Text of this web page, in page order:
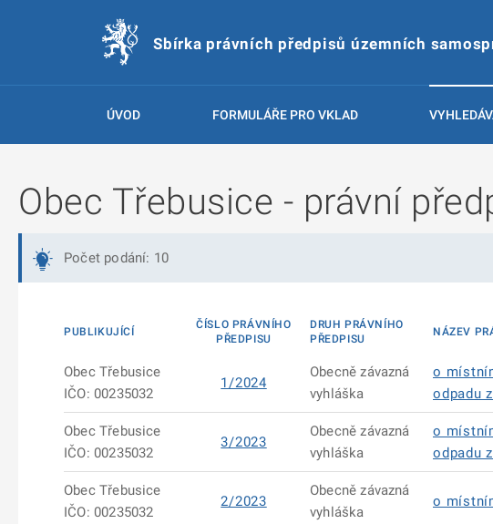
Sbírka právních předpisů územních
ÚVOD FORMULÁŘE PRO VKLAD
Obec Třebusice - právní
Počet podání: 10
PUBLIKUJÍCÍ
ČÍSLO PRÁVNÍHO
PŘEDPISU
DRUH PRÁVNÍHO
PŘEDPISU
NÁZEV
Obec Třebusice
IČO: 00235032
1/2024
Obecně závazná
vyhláška
o
odpadu
Obec Třebusice
IČO: 00235032
3/2023
Obecně závazná
vyhláška
o
odpadu
Obec Třebusice
IČO: 00235032
2/2023
Obecně závazná
vyhláška
o